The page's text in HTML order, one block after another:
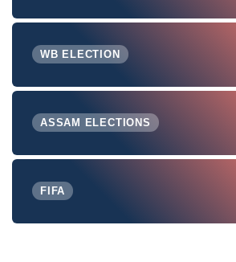
WB ELECTION
ASSAM ELECTIONS
FIFA